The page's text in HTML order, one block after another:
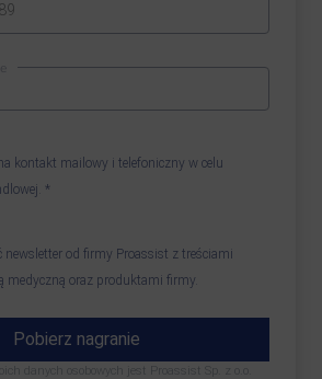
kontakt mailowy i telefoniczny w celu
*
newsletter od firmy Proassist z treściami
medyczną oraz produktami firmy.
Pobierz nagranie
danych osobowych jest Proassist Sp. z o.o.